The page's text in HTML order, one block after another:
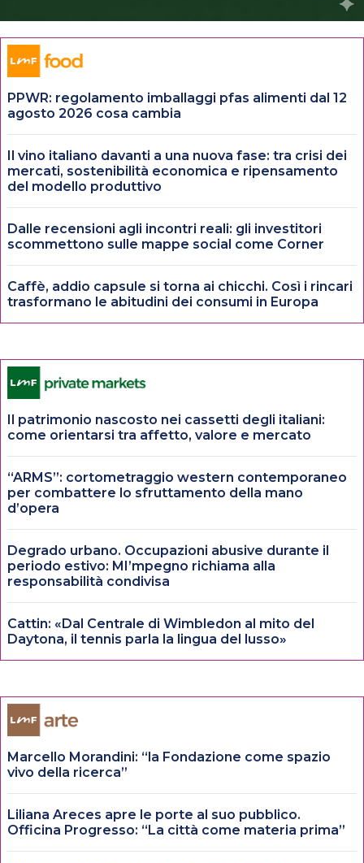
PPWR: regolamento imballaggi pfas alimenti dal 12
agosto 2026 cosa cambia
Il vino italiano davanti a una nuova fase: tra crisi dei
mercati, sostenibilità economica e ripensamento
del modello produttivo
Dalle recensioni agli incontri reali: gli investitori
scommettono sulle mappe social come Corner
Caffè, addio capsule si torna ai chicchi. Così i rincari
trasformano le abitudini dei consumi in Europa
Il patrimonio nascosto nei cassetti degli italiani:
come orientarsi tra affetto, valore e mercato
“ARMS”: cortometraggio western contemporaneo
per combattere lo sfruttamento della mano
d’opera
Degrado urbano. Occupazioni abusive durante il
periodo estivo: MI’mpegno richiama alla
responsabilità condivisa
Cattin: «Dal Centrale di Wimbledon al mito del
Daytona, il tennis parla la lingua del lusso»
Marcello Morandini: “la Fondazione come spazio
vivo della ricerca”
Liliana Areces apre le porte al suo pubblico.
Officina Progresso: “La città come materia prima”